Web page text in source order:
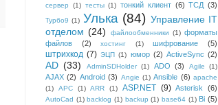
сервер
(1) тесты (1) тонкий клиент (6) ТСД (3)
Турбо9 (1) Улька (84) Управление IT
отделом (24) файлообменники (1) форматы
файлов
(2) хостинг (1) шифрование (5)
штрихкод (7) ЭЦП (1) юмор (2) ActiveSync (2)
AD (33) AdminSDHolder (1) ADO (3) Agile (1)
AJAX (2) Android (3) Angie (1) Ansible (6) apache
(1)
APC (1) ARR (1) ASP.NET (9) Asterisk (6)
AutoCad (1) backlog (1) backup (1) base64 (1) Bi (5)